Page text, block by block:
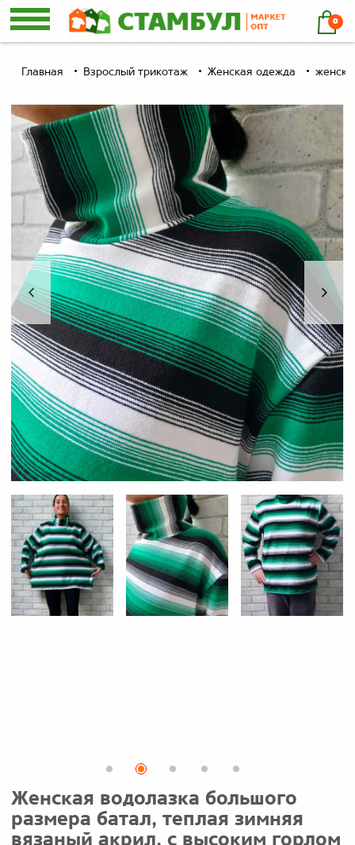
0
Главная Взрослый трикотаж Женская одежда
Женская водолазка большого
размера батал, теплая зимняя
вязаный акрил, с высоким горлом